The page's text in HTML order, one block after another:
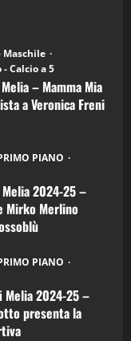
Maschile
- Calcio a 5
– Mamma Mia
a Veronica Freni
PIANO
2024-25 –
Mirko Merlino
PIANO
Melia 2024-25 –
presenta la
28^ Puntata
27^ Puntata
26^ Puntata